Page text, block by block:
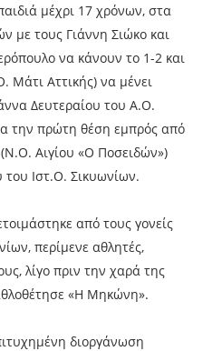
μέχρι 17 χρόνων, στα
με τους Γιάννη Σιώκο και
να κάνουν το 1-2 και
Μάτι Αττικής) να μένει
Δευτεραίου του Α.Ο.
την πρώτη θέση εμπρός από
Αιγίου «Ο Ποσειδών»)
του Ιστ.Ο. Σικυωνίων.
από τους γονείς
περίμενε αθλητές,
λίγο πριν την χαρά της
«Η Μηκώνη».
διοργάνωση